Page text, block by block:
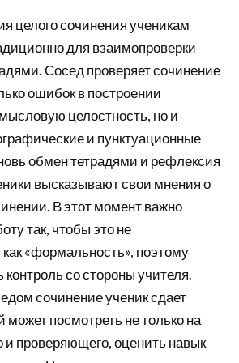
целого сочинения ученикам
для взаимопроверки
Сосед проверяет сочинение
ошибок в построении
целостность, но и
и пунктуационные
обмен тетрадями и рефлексия
высказывают свои мнения о
В этот момент важно
так, чтобы это не
«формальность», поэтому
контроль со стороны учителя.
сочинение ученик сдает
может посмотреть не только на
и проверяющего, оценить навык